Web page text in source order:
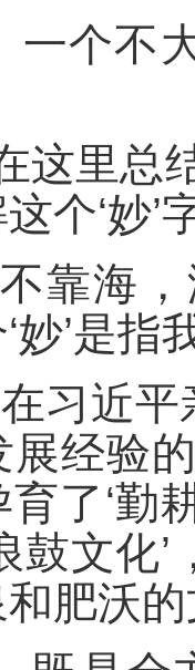
一个不
这里总
个‘妙’
靠海
妙’是
在习近
经验的
了‘勤
鼓文化
肥沃的